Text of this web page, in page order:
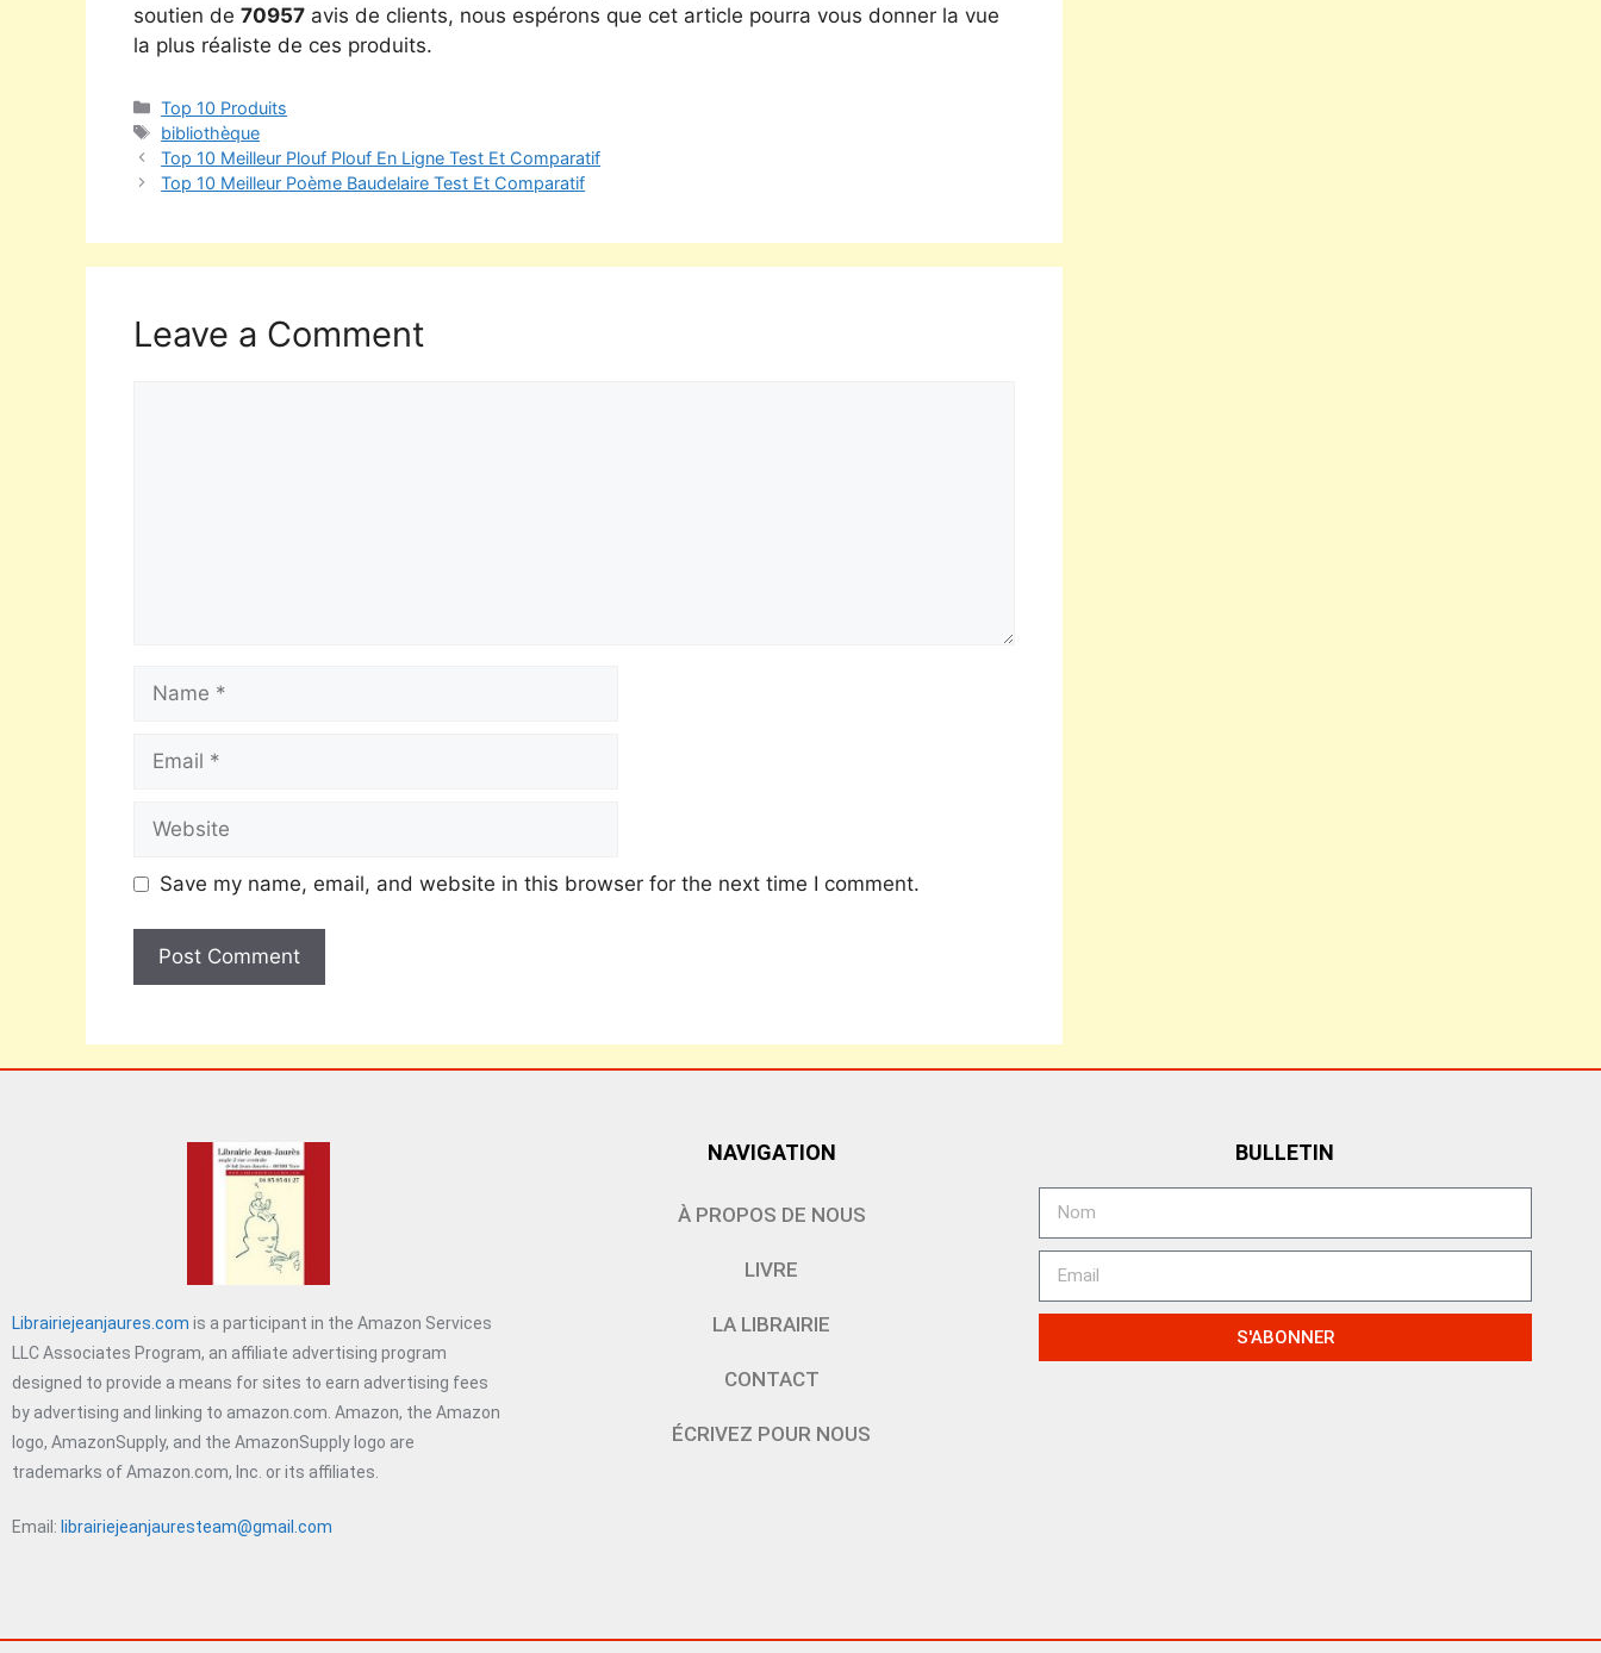
soutien de 70957 avis de clients, nous espérons que cet article pourra vous donner la vue
la plus réaliste de ces produits.
Top 10 Produits
bibliothèque
Top 10 Meilleur Plouf Plouf En Ligne Test Et Comparatif
Top 10 Meilleur Poème Baudelaire Test Et Comparatif
Leave a Comment
Save my name, email, and website in this browser for the next time I comment.
Librairiejeanjaures.com is a participant in the Amazon Services
LLC Associates Program, an affiliate advertising program
designed to provide a means for sites to earn advertising fees
by advertising and linking to amazon.com. Amazon, the Amazon
logo, AmazonSupply, and the AmazonSupply logo are
trademarks of Amazon.com, Inc. or its affiliates.
Email: librairiejeanjauresteam@gmail.com
NAVIGATION
À PROPOS DE NOUS
LIVRE
LA LIBRAIRIE
CONTACT
ÉCRIVEZ POUR NOUS
BULLETIN
S'ABONNER